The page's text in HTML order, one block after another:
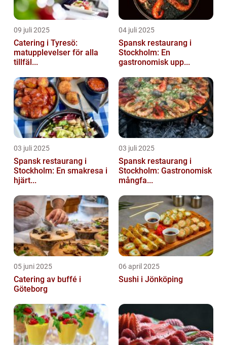
09 juli 2025
Catering i Tyresö:
matupplevelser för alla
tillfäl...
04 juli 2025
Spansk restaurang i
Stockholm: En
gastronomisk upp...
03 juli 2025
Spansk restaurang i
Stockholm: En smakresa i
hjärt...
03 juli 2025
Spansk restaurang i
Stockholm: Gastronomisk
mångfa...
05 juni 2025
Catering av buffé i
Göteborg
06 april 2025
Sushi i Jönköping